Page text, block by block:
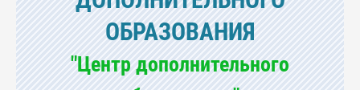
ОБРАЗОВАНИЯ
"Центр дополнительного